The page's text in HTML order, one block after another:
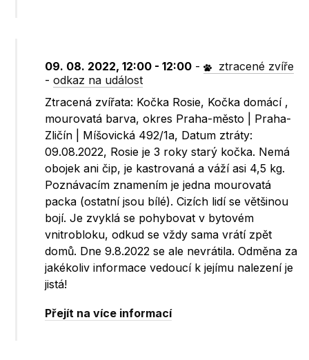
09. 08. 2022, 12:00 - 12:00 -
ztracené zvíře
-odkaz na událost
Ztracená zvířata: Kočka Rosie, Kočka domácí ,
mourovatá barva, okres Praha-město | Praha-
Zličín | Míšovická 492/1a, Datum ztráty:
09.08.2022, Rosie je 3 roky starý kočka. Nemá
obojek ani čip, je kastrovaná a váží asi 4,5 kg.
Poznávacím znamením je jedna mourovatá
packa (ostatní jsou bílé). Cizích lidí se většinou
bojí. Je zvyklá se pohybovat v bytovém
vnitrobloku, odkud se vždy sama vrátí zpět
domů. Dne 9.8.2022 se ale nevrátila. Odměna za
jakékoliv informace vedoucí k jejímu nalezení je
jistá!
Přejít na více informací